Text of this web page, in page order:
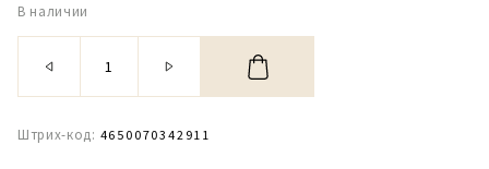
В наличии
Штрих-код: 4650070342911